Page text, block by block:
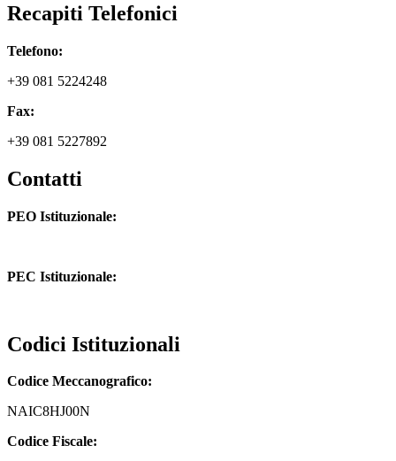
Recapiti Telefonici
Telefono:
+39 081 5224248
Fax:
+39 081 5227892
Contatti
PEO Istituzionale:
PEC Istituzionale:
Codici Istituzionali
Codice Meccanografico:
NAIC8HJ00N
Codice Fiscale: